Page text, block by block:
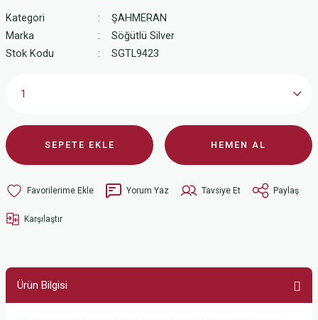
Kategori
ŞAHMERAN
Marka
Söğütlü Silver
Stok Kodu
SGTL9423
SEPETE EKLE HEMEN AL
Yorum Yaz Tavsiye Et Paylaş
Karşılaştır
Ürün Bilgisi